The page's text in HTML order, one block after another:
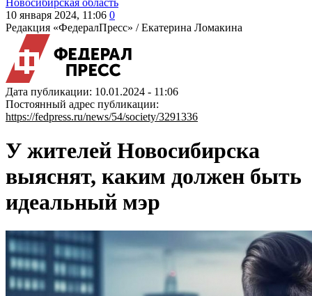
Новосибирская область
10 января 2024, 11:06 0
Редакция «ФедералПресс» /Екатерина Ломакина
Дата публикации: 10.01.2024 - 11:06
Постоянный адрес публикации:
https://fedpress.ru/news/54/society/3291336
У жителей Новосибирска
выяснят, каким должен быть
идеальный мэр